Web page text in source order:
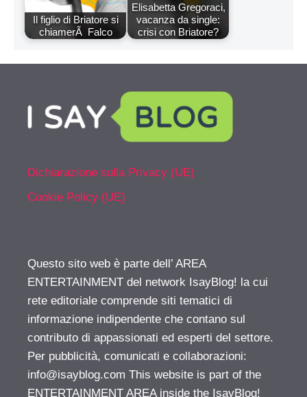
Il figlio di Briatore si
chiamerÃ Falco
Elisabetta Gregoraci,
vacanza da single:
crisi con Briatore?
Dichiarazione sulla Privacy (UE)
Cookie Policy (UE)
Questo sito web è parte dell’ AREA
ENTERTAINMENT del network IsayBlog! la cui
rete editoriale comprende siti tematici di
informazione indipendente che contano sul
contributo di appassionati ed esperti del settore.
Per pubblicità, comunicati e collaborazioni:
info@isayblog.com This website is part of the
ENTERTAINMENT AREA inside the IsayBlog!